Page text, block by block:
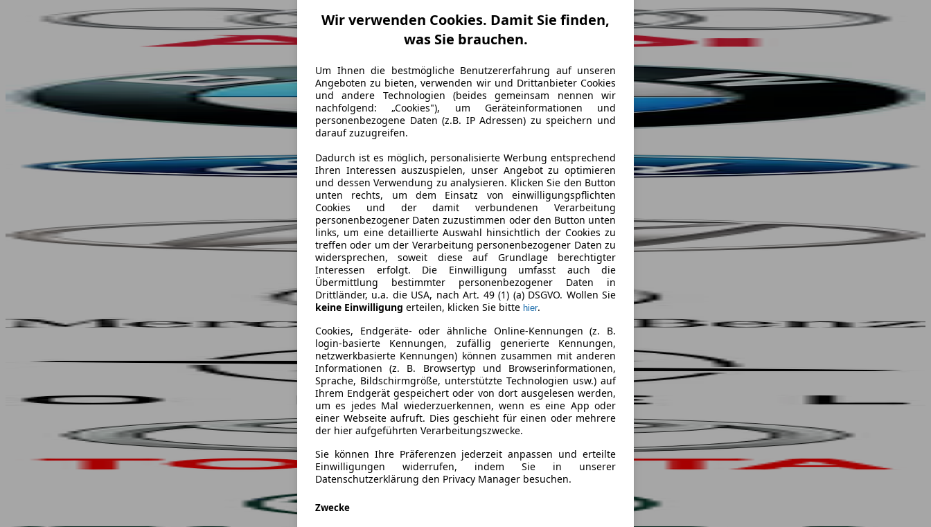
Wir verwenden Cookies. Damit Sie finden,
was Sie brauchen.
Um Ihnen die bestmögliche Benutzererfahrung auf unseren
Angeboten zu bieten, verwenden wir und Drittanbieter Cookies
und andere Technologien (beides gemeinsam nennen wir
nachfolgend: „Cookies"), um Geräteinformationen und
personenbezogene Daten (z.B. IP Adressen) zu speichern und
darauf zuzugreifen.
Dadurch ist es möglich, personalisierte Werbung entsprechend
Ihren Interessen auszuspielen, unser Angebot zu optimieren
und dessen Verwendung zu analysieren. Klicken Sie den Button
unten rechts, um dem Einsatz von einwilligungspflichten
Cookies und der damit verbundenen Verarbeitung
personenbezogener Daten zuzustimmen oder den Button unten
links, um eine detaillierte Auswahl hinsichtlich der Cookies zu
treffen oder um der Verarbeitung personenbezogener Daten zu
widersprechen, soweit diese auf Grundlage berechtigter
Interessen erfolgt. Die Einwilligung umfasst auch die
Übermittlung bestimmter personenbezogener Daten in
Drittländer, u.a. die USA, nach Art. 49 (1) (a) DSGVO. Wollen Sie
keine Einwilligung erteilen, klicken Sie bitte hier.
Cookies, Endgeräte- oder ähnliche Online-Kennungen (z. B.
login-basierte Kennungen, zufällig generierte Kennungen,
netzwerkbasierte Kennungen) können zusammen mit anderen
Informationen (z. B. Browsertyp und Browserinformationen,
Sprache, Bildschirmgröße, unterstützte Technologien usw.) auf
Ihrem Endgerät gespeichert oder von dort ausgelesen werden,
um es jedes Mal wiederzuerkennen, wenn es eine App oder
einer Webseite aufruft. Dies geschieht für einen oder mehrere
der hier aufgeführten Verarbeitungszwecke.
Sie können Ihre Präferenzen jederzeit anpassen und erteilte
Einwilligungen widerrufen, indem Sie in unserer
Datenschutzerklärung den Privacy Manager besuchen.
Zwecke